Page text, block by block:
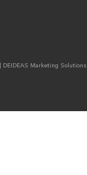
| DEIDEAS Marketing Solutions